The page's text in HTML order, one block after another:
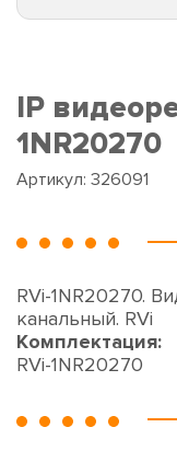
IP
1NR20270
Артикул: 326091
RVi-1NR20270.
канальный. RVi
Комплектация:
RVi-1NR20270